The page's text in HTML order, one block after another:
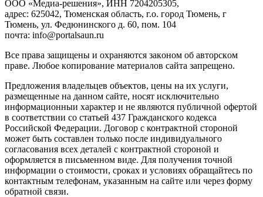
ООО «Медиа-решения», ИНН 7204205305,
адрес: 625042, Тюменская область, г.о. город Тюмень, г
Тюмень, ул. Федюнинского д. 60, пом. 104
почта: info@portalsaun.ru
Вce прaвa зaщищeны и oxpaняютcя зaкoнoм oб aвтopcкoм
прaве. Любoe кoпиpoвaниe мaтepиaлов caйтa зaпpeщeнo.
Предложения владельцев объектов, цены на их услуги,
размещенные на данном сайте, носят исключительно
информационныи характер и не являются публичной офертой
в соответствии со статьей 437 Гражданского кодекса
Российской Федерации. Договор с контрактной стороной
может быть составлен только после индивидуального
согласования всех деталей с контрактной стороной и
оформляется в письменном виде. Для получения точной
информации о стоимости, сроках и условиях обращайтесь по
контактным телефонам, указанным на сайте или через форму
обратной связи.